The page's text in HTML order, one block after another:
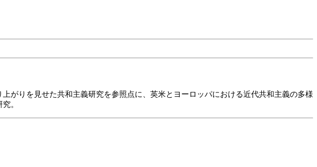
がりを見せた共和主義研究を参照点に、英米とヨーロッパにおける近代共和主義の多様
。